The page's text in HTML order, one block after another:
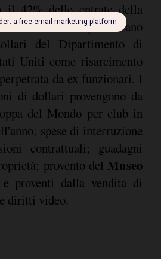
il 42% delle entrate della
12 mesi. Comprendevano
del Dipartimento di
Uniti come risarcimento
da ex funzionari. I
di dollari provengono da
del Mondo per club in
spese di interruzione
contrattuali; guadagni
provento del Museo
proventi dalla vendita di
diritti video.